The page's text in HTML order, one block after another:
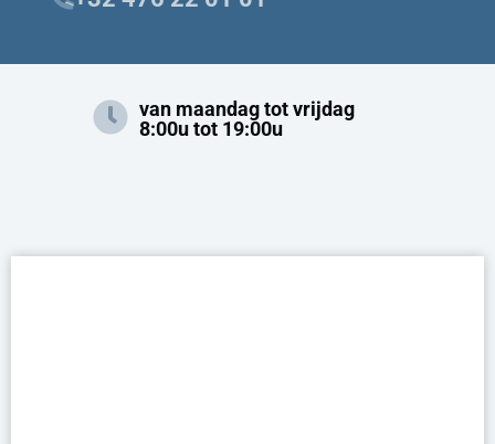
van maandag tot vrijdag
8:00u tot 19:00u